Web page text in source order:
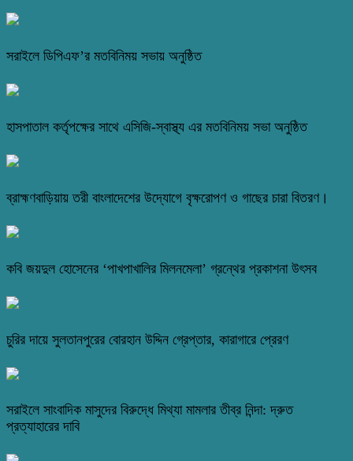
সরাইলে ডিপিএফ’র মতবিনিময় সভায় অনুষ্ঠিত
হাসপাতাল কর্তৃপক্ষের সাথে এসিজি-স্বাস্থ্য এর মতবিনিময় সভা অনুষ্ঠিত
ব্রাহ্মণবাড়িয়ায় তরী বাংলাদেশের উদ্যোগে বৃক্ষরোপণ ও গাছের চারা বিতরণ।
কবি জয়দুল হোসেনের ‘পাখপাখালির মিলনমেলা’ গ্রন্থের প্রকাশনা উৎসব
চুরির দায়ে সুলতানপুরের বোরহান উদ্দিন গ্রেপ্তার, কারাগারে প্রেরণ
সরাইলে সাংবাদিক মাসুদের বিরুদ্ধে মিথ্যা মামলার তীব্র নিন্দা: দ্রুত
প্রত্যাহারের দাবি